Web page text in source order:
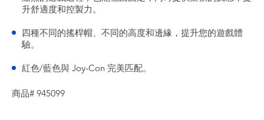
升舒適度和控製力。
四種不同的搖桿帽、不同的高度和邊緣，提升您的遊戲體
驗。
紅色/藍色與 Joy-Con 完美匹配。
商品# 945099